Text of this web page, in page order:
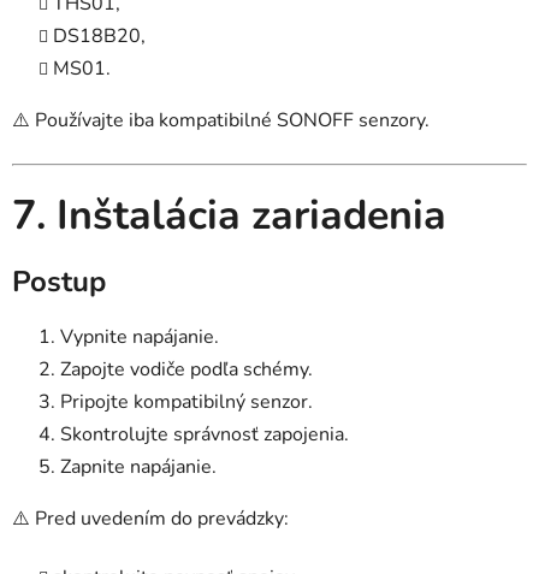
DS18B20,
MS01.
⚠️ Používajte iba kompatibilné SONOFF senzory.
7. Inštalácia zariadenia
Postup
Vypnite napájanie.
Zapojte vodiče podľa schémy.
Pripojte kompatibilný senzor.
Skontrolujte správnosť zapojenia.
Zapnite napájanie.
⚠️ Pred uvedením do prevádzky: